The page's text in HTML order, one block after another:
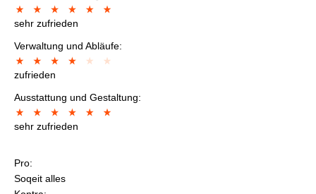
sehr zufrieden
Verwaltung und Abläufe:
zufrieden
Ausstattung und Gestaltung:
sehr zufrieden
Pro:
Soqeit alles